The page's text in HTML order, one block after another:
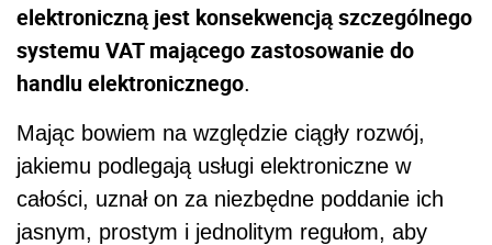
elektroniczną jest konsekwencją szczególnego
systemu VAT mającego zastosowanie do
handlu elektronicznego.
Mając bowiem na względzie ciągły rozwój,
jakiemu podlegają usługi elektroniczne w
całości, uznał on za niezbędne poddanie ich
jasnym, prostym i jednolitym regułom, aby